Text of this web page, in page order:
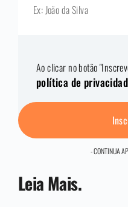
Ao clicar no botão
política de
- CONTINUA
Leia Mais.